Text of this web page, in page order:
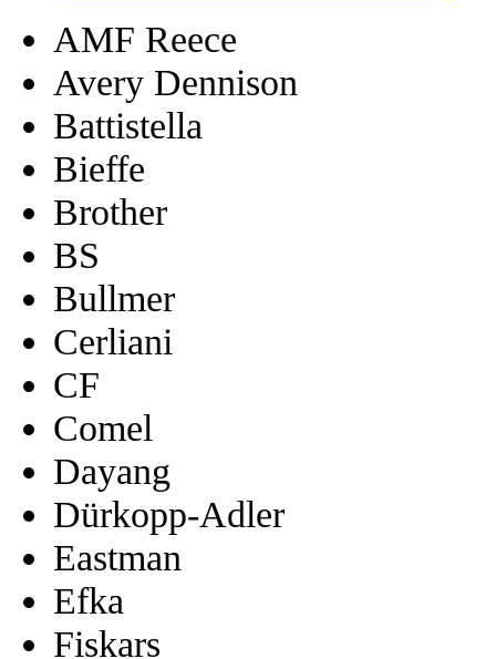
AMF Reece
Avery Dennison
Battistella
Bieffe
Brother
BS
Bullmer
Cerliani
CF
Comel
Dayang
Dürkopp-Adler
Eastman
Efka
Fiskars